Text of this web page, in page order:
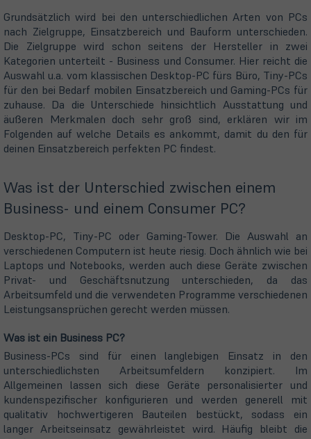
Grundsätzlich wird bei den unterschiedlichen Arten von PCs
nach Zielgruppe, Einsatzbereich und Bauform unterschieden.
Die Zielgruppe wird schon seitens der Hersteller in zwei
Kategorien unterteilt - Business und Consumer. Hier reicht die
Auswahl u.a. vom klassischen Desktop-PC fürs Büro, Tiny-PCs
für den bei Bedarf mobilen Einsatzbereich und Gaming-PCs für
zuhause. Da die Unterschiede hinsichtlich Ausstattung und
äußeren Merkmalen doch sehr groß sind, erklären wir im
Folgenden auf welche Details es ankommt, damit du den für
deinen Einsatzbereich perfekten PC findest.
Was ist der Unterschied zwischen einem
Business- und einem Consumer PC?
Desktop-PC, Tiny-PC oder Gaming-Tower. Die Auswahl an
verschiedenen Computern ist heute riesig. Doch ähnlich wie bei
Laptops und Notebooks, werden auch diese Geräte zwischen
Privat- und Geschäftsnutzung unterschieden, da das
Arbeitsumfeld und die verwendeten Programme verschiedenen
Leistungsansprüchen gerecht werden müssen.
Was ist ein Business PC?
Business-PCs sind für einen langlebigen Einsatz in den
unterschiedlichsten Arbeitsumfeldern konzipiert. Im
Allgemeinen lassen sich diese Geräte personalisierter und
kundenspezifischer konfigurieren und werden generell mit
qualitativ hochwertigeren Bauteilen bestückt, sodass ein
langer Arbeitseinsatz gewährleistet wird. Häufig bleibt die